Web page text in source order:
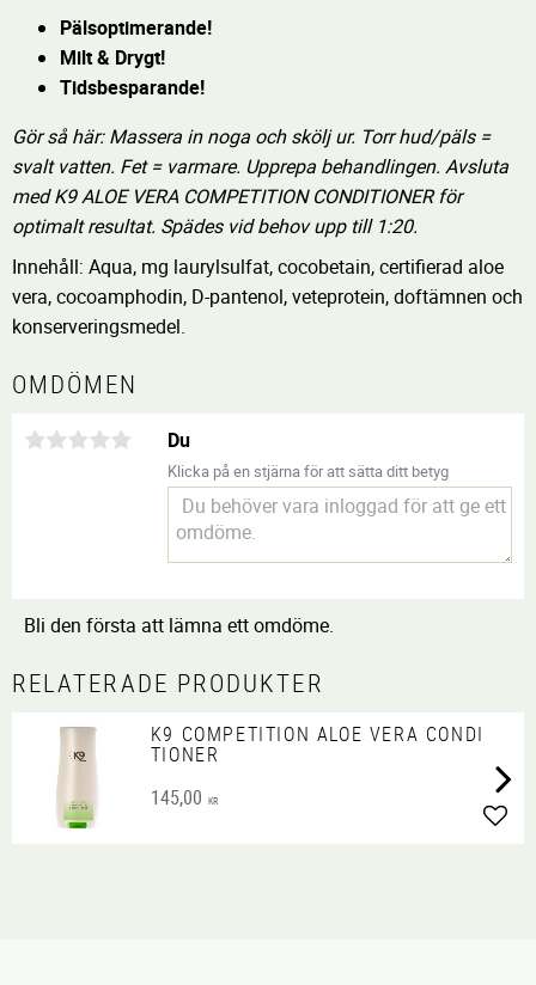
Pälsoptimerande!
Milt & Drygt!
Tidsbesparande!
Gör så här: Massera in noga och skölj ur. Torr hud/päls =
svalt vatten. Fet = varmare. Upprepa behandlingen. Avsluta
med K9 ALOE VERA COMPETITION CONDITIONER för
optimalt resultat. Spädes vid behov upp till 1:20.
Innehåll: Aqua, mg laurylsulfat, cocobetain, certifierad aloe
vera, cocoamphodin, D-pantenol, veteprotein, doftämnen och
konserveringsmedel.
OMDÖMEN
Du
Klicka på en stjärna för att sätta ditt betyg
Bli den första att lämna ett omdöme.
RELATERADE PRODUKTER
K9 COMPETITION ALOE VERA CONDI
TIONER
145,00 KR